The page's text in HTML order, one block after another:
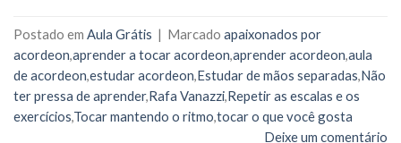
Postado em Aula Grátis | Marcado apaixonados por
acordeon aprender a tocar acordeon aprender acordeon aula
de acordeon estudar acordeon Estudar de mãos separadas Não
ter pressa de aprender,Rafa Vanazzi Repetir as escalas e os
exercícios Tocar mantendo o ritmo tocar o que você gosta
Deixe um comentário